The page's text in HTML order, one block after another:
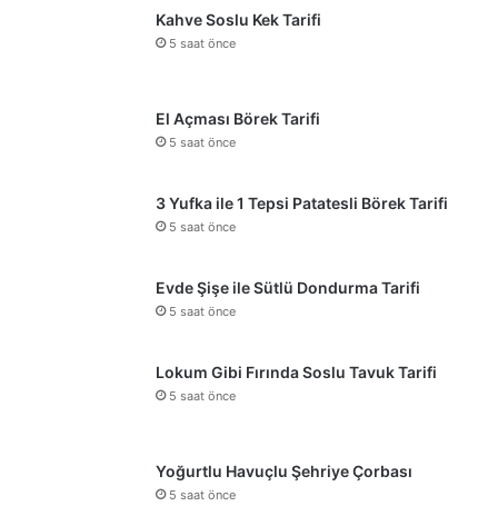
Kahve Soslu Kek Tarifi
5 saat önce
El Açması Börek Tarifi
5 saat önce
3 Yufka ile 1 Tepsi Patatesli Börek Tarifi
5 saat önce
Evde Şişe ile Sütlü Dondurma Tarifi
5 saat önce
Lokum Gibi Fırında Soslu Tavuk Tarifi
5 saat önce
Yoğurtlu Havuçlu Şehriye Çorbası
5 saat önce